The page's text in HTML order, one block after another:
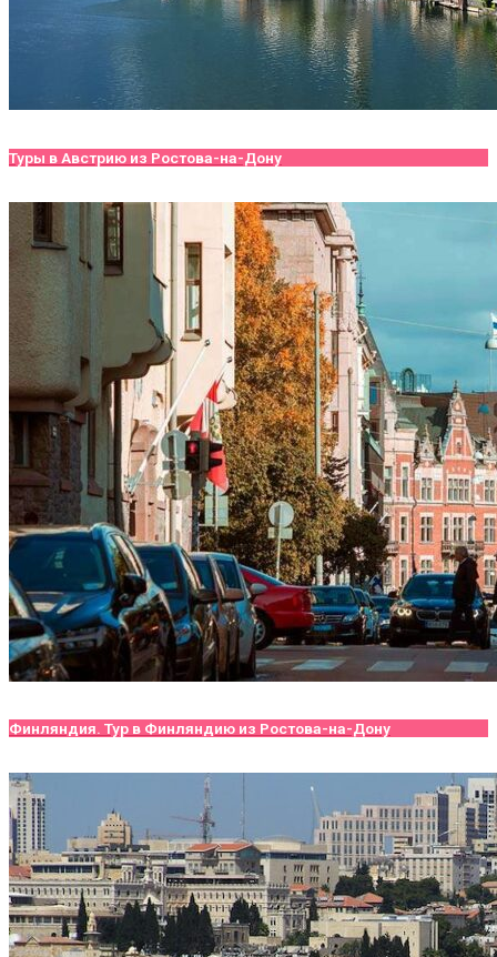
Туры в Австрию из Ростова-на-Дону
Финляндия. Тур в Финляндию из Ростова-на-Дону